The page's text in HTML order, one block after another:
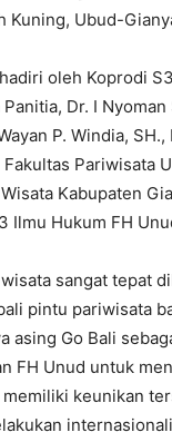
Kuning, Ubud-
oleh Koprodi
Dr. I
P. Windia,
Pariwisata
Kabupaten
Ilmu Hukum FH
sangat tepat
pintu pariwisata
asing Go Bali
FH Unud untuk
keunikan